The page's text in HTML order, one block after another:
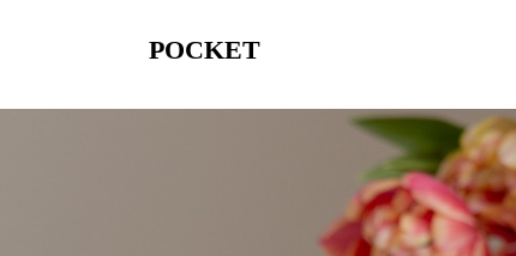
POCKET